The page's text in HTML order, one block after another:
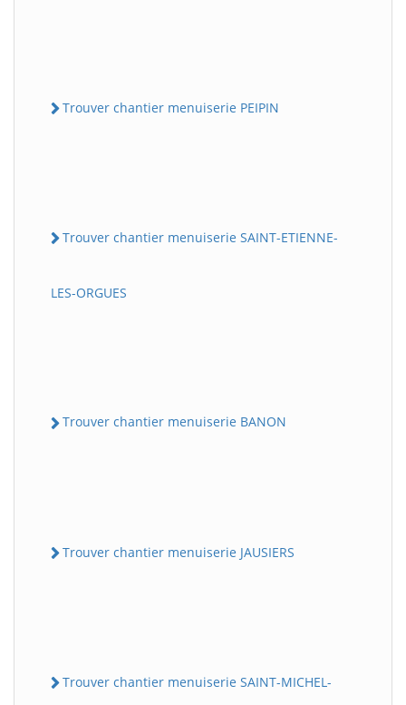
Trouver chantier menuiserie PEIPIN
Trouver chantier menuiserie SAINT-ETIENNE-
LES-ORGUES
Trouver chantier menuiserie BANON
Trouver chantier menuiserie JAUSIERS
Trouver chantier menuiserie SAINT-MICHEL-